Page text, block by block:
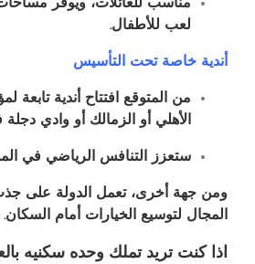
لعب للأطفال.
أندية خاصة تحت التأسيس
من المتوقع افتتاح أندية
الأهلي أو الزمالك أو وادي
ستعزز التنافس الرياضي في
ومن جهة أخرى، تعمل الدولة على
المجال لتوسيع الخيارات أمام السكان.
اذا كنت تريد تملك وحده سكنيه